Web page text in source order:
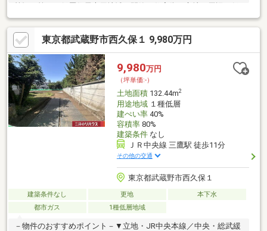
等》・第一種低層住居専用地域の閑静な住宅街に立地。周辺は低
層住宅の街並みが広がっております。・宅地内は高低差のないフ
ラットな地形です。・土地面積128.72㎡の整形地です。・お庭が
南向きのため陽当り良好です。《建築用途・有効活用》・建築条
件付き売地ではないため、お好きなハウスメーカー・工務店での
建築が可能です。間取り、設備、外観、全て自分好みのスタイル
で一からご検討いただくことが可能です。
東京都武蔵野市西久保１ 9,980万円
9,980万円
（坪単価:-）
土地面積132.44m2
用途地域１種低層
建ぺい率40%
容積率80%
建築条件なし
ＪＲ中央線 三鷹駅 徒歩11分
その他の交通
東京都武蔵野市西久保１
建築条件なし 更地
本下水
都市ガス
1種低層地域
－物件のおすすめポイント－▼立地・JR中央本線／中央・総武緩